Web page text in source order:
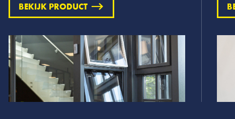
BEKIJK PRODUCT